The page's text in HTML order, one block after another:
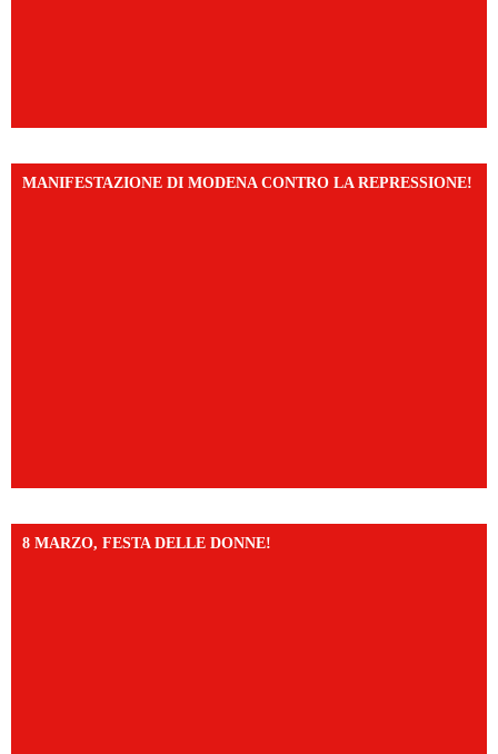
MANIFESTAZIONE DI MODENA CONTRO LA REPRESSIONE!
8 MARZO, FESTA DELLE DONNE!